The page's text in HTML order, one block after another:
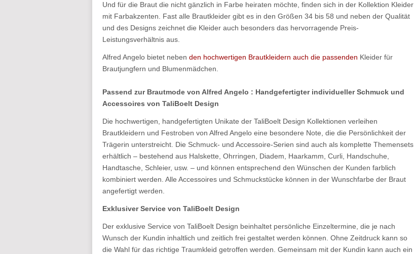
Und für die Braut die nicht gänzlich in Farbe heiraten möchte, finden sich in der Kollektion Kleider
mit Farbakzenten. Fast alle Brautkleider gibt es in den Größen 34 bis 58 und neben der Qualität
und des Designs zeichnet die Kleider auch besonders das hervorragende Preis-
Leistungsverhältnis aus.
Alfred Angelo bietet neben den hochwertigen Brautkleidern auch die passenden Kleider für
Brautjungfern und Blumenmädchen.
Passend zur Brautmode von Alfred Angelo : Handgefertigter individueller Schmuck und
Accessoires von TaliBoelt Design
Die hochwertigen, handgefertigten Unikate der TaliBoelt Design Kollektionen verleihen
Brautkleidern und Festroben von Alfred Angelo eine besondere Note, die die Persönlichkeit der
Trägerin unterstreicht. Die Schmuck- und Accessoire-Serien sind auch als komplette Themensets
erhältlich – bestehend aus Halskette, Ohrringen, Diadem, Haarkamm, Curli, Handschuhe,
Handtasche, Schleier, usw. – und können entsprechend den Wünschen der Kunden farblich
kombiniert werden. Alle Accessoires und Schmuckstücke können in der Wunschfarbe der Braut
angefertigt werden.
Exklusiver Service von TaliBoelt Design
Der exklusive Service von TaliBoelt Design beinhaltet persönliche Einzeltermine, die je nach
Wunsch der Kundin inhaltlich und zeitlich frei gestaltet werden können. Ohne Zeitdruck kann so
die Wahl für das richtige Traumkleid getroffen werden. Gemeinsam mit der Kundin kann auch ein